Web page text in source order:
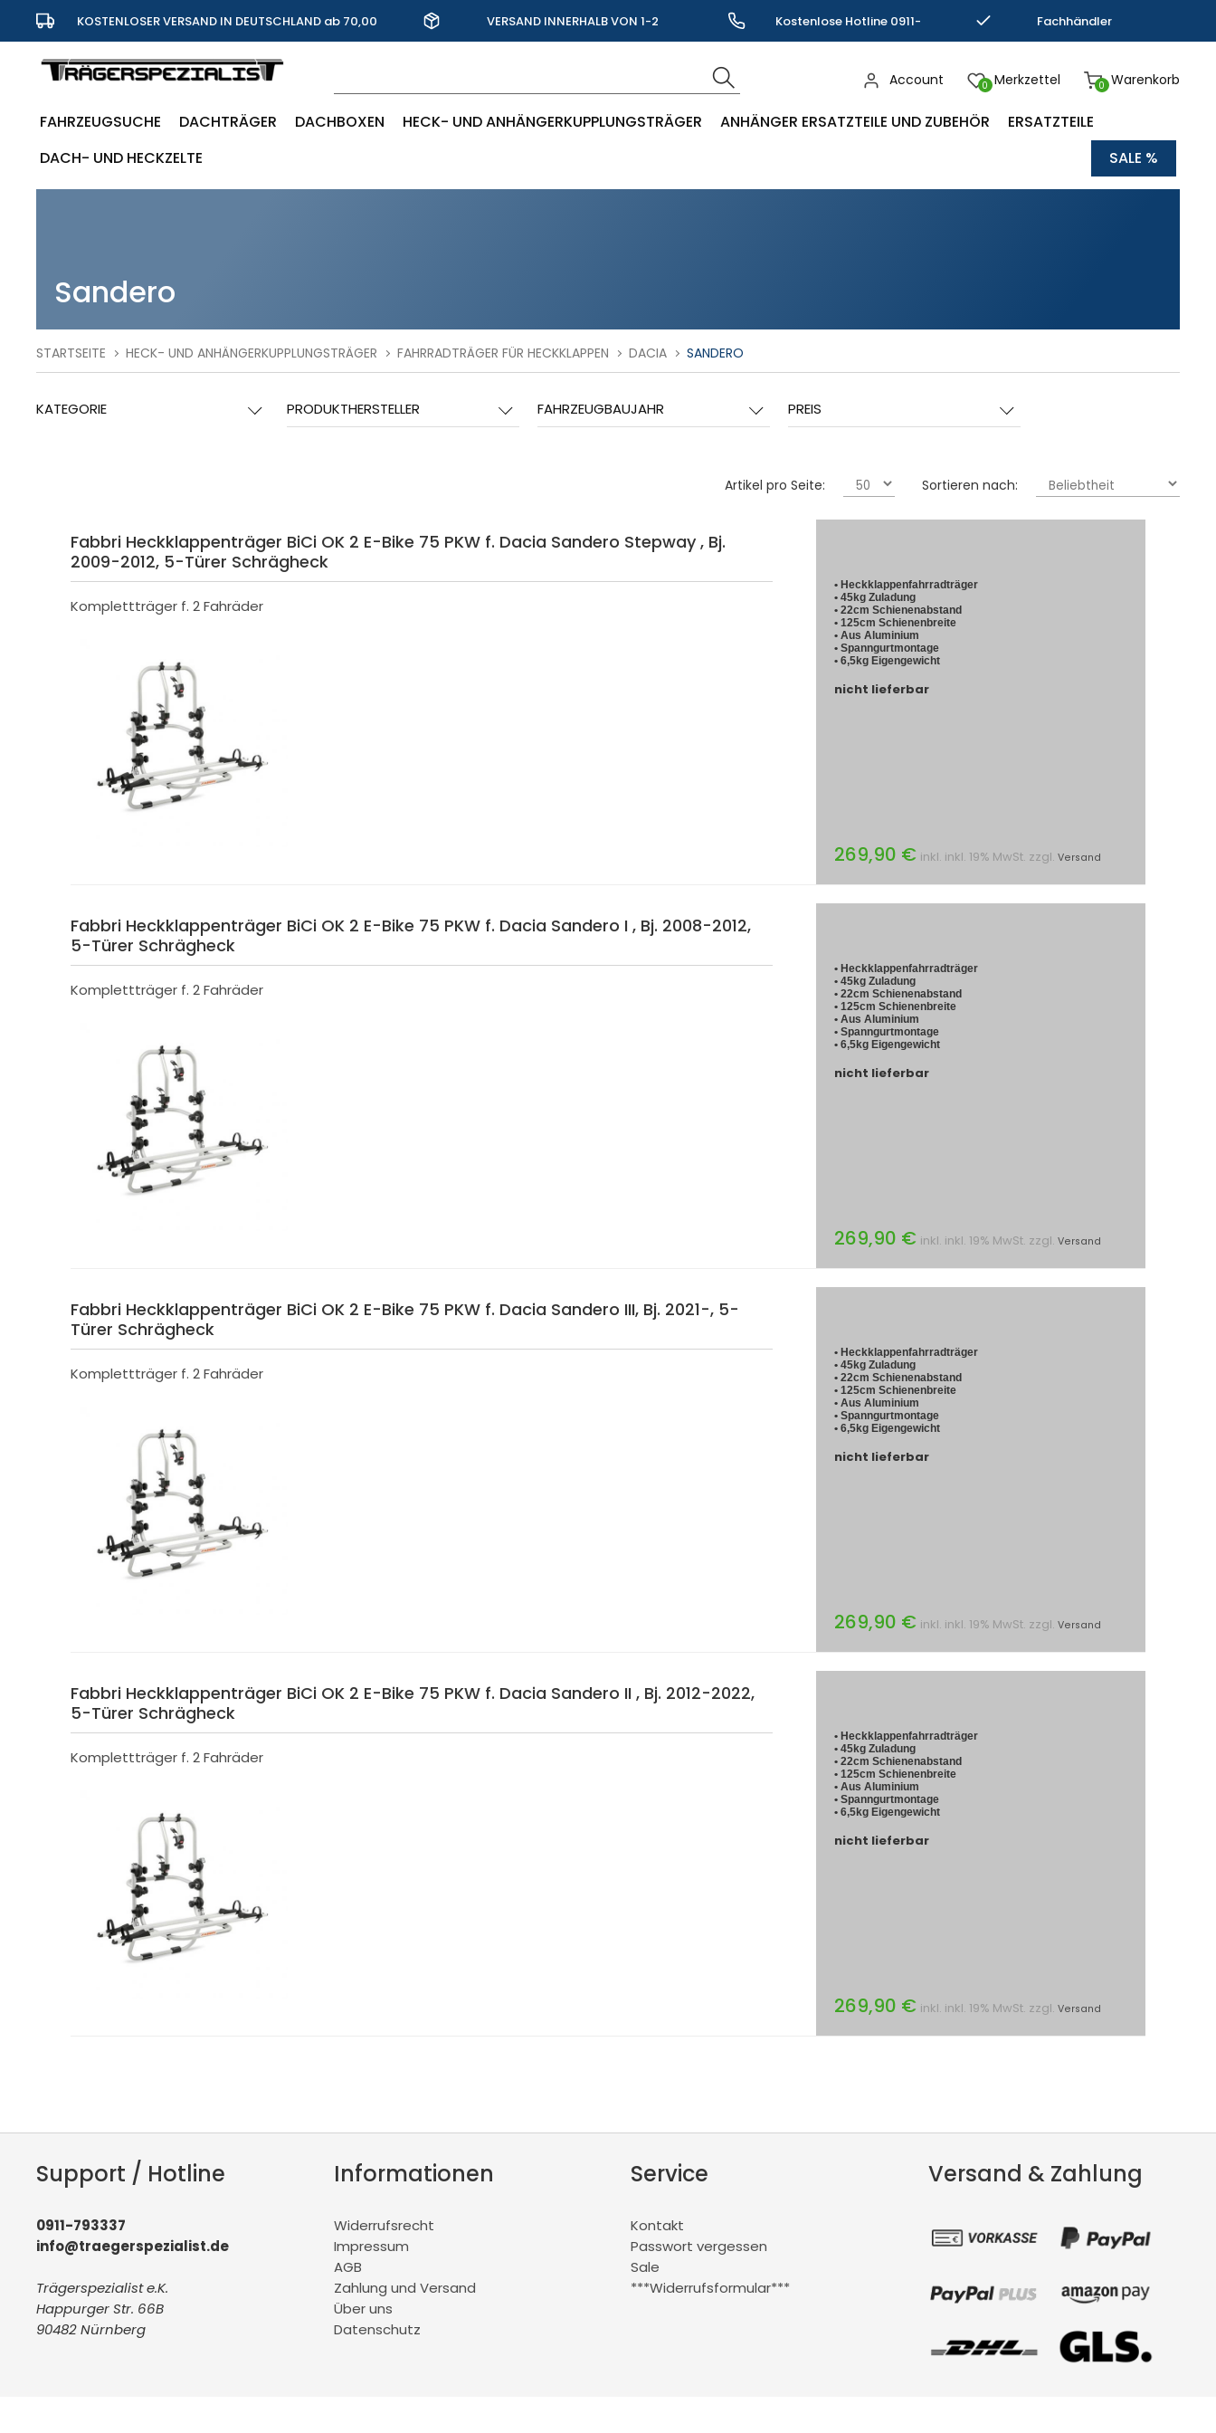
KOSTENLOSER VERSAND IN DEUTSCHLAND ab 70,00
Euro
VERSAND INNERHALB VON 1-2 Kostenlose Hotline 0911- Fachhändler
0 Warenkorb
0 Merkzettel
Account
FAHRZEUGSUCHE DACHTRÄGER DACHBOXEN HECK- UND ANHÄNGERKUPPLUNGSTRÄGER ANHÄNGER ERSATZTEILE UND ZUBEHÖR
ERSATZTEILE
DACH- UND HECKZELTE
SALE %
Sandero
STARTSEITE HECK- UND ANHÄNGERKUPPLUNGSTRÄGER FAHRRADTRÄGER FÜR HECKKLAPPEN DACIA SANDERO
KATEGORIE PRODUKTHERSTELLER FAHRZEUGBAUJAHR PREIS
Sortieren nach:
Artikel pro Seite:
Fabbri Heckklappenträger BiCi OK 2 E-Bike 75 PKW f. Dacia Sandero Stepway , Bj.
2009-2012, 5-Türer Schrägheck
Komplettträger f. 2 Fahräder
• Heckklappenfahrradträger
• 45kg Zuladung
• 22cm Schienenabstand
• 125cm Schienenbreite
• Aus Aluminium
• Spanngurtmontage
• 6,5kg Eigengewicht
nicht lieferbar
269,90 € inkl. inkl. 19% MwSt. zzgl. Versand
Fabbri Heckklappenträger BiCi OK 2 E-Bike 75 PKW f. Dacia Sandero I , Bj. 2008-2012,
5-Türer Schrägheck
Komplettträger f. 2 Fahräder
• Heckklappenfahrradträger
• 45kg Zuladung
• 22cm Schienenabstand
• 125cm Schienenbreite
• Aus Aluminium
• Spanngurtmontage
• 6,5kg Eigengewicht
nicht lieferbar
269,90 € inkl. inkl. 19% MwSt. zzgl. Versand
Fabbri Heckklappenträger BiCi OK 2 E-Bike 75 PKW f. Dacia Sandero III, Bj. 2021-, 5-
Türer Schrägheck
Komplettträger f. 2 Fahräder
• Heckklappenfahrradträger
• 45kg Zuladung
• 22cm Schienenabstand
• 125cm Schienenbreite
• Aus Aluminium
• Spanngurtmontage
• 6,5kg Eigengewicht
nicht lieferbar
269,90 € inkl. inkl. 19% MwSt. zzgl. Versand
Fabbri Heckklappenträger BiCi OK 2 E-Bike 75 PKW f. Dacia Sandero II , Bj. 2012-2022,
5-Türer Schrägheck
Komplettträger f. 2 Fahräder
• Heckklappenfahrradträger
• 45kg Zuladung
• 22cm Schienenabstand
• 125cm Schienenbreite
• Aus Aluminium
• Spanngurtmontage
• 6,5kg Eigengewicht
nicht lieferbar
269,90 € inkl. inkl. 19% MwSt. zzgl. Versand
Support / Hotline
0911-793337
info@traegerspezialist.de
Trägerspezialist e.K.
Happurger Str. 66B
90482 Nürnberg
Informationen
Widerrufsrecht
Impressum
AGB
Zahlung und Versand
Über uns
Datenschutz
Service
Kontakt
Passwort vergessen
Sale
***Widerrufsformular***
Versand & Zahlung